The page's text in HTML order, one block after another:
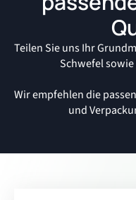
Teilen Sie uns Ihr
Schwefel
Wir empfehlen die
und